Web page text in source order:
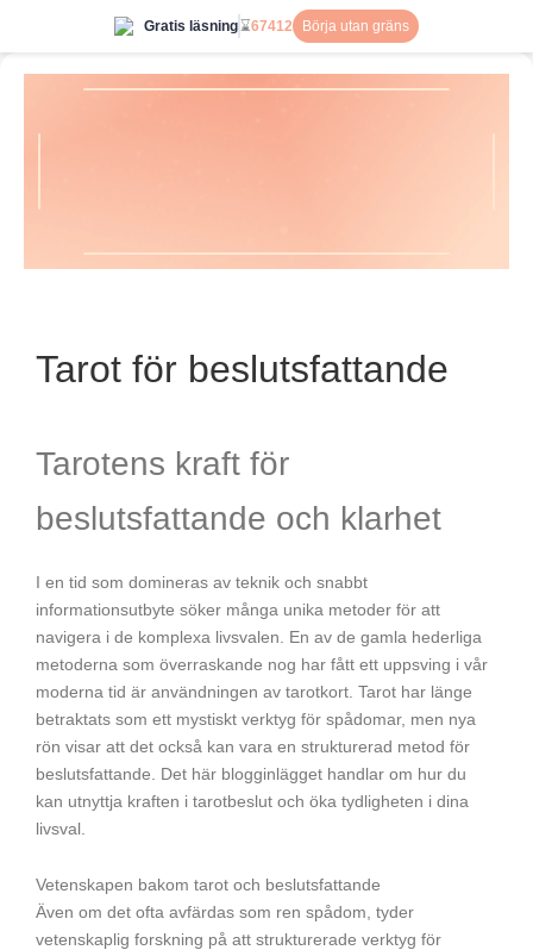
Gratis läsning⌛67412 Börja utan gräns
Tarot för beslutsfattande
Tarotens kraft för
beslutsfattande och klarhet
I en tid som domineras av teknik och snabbt
informationsutbyte söker många unika metoder för att
navigera i de komplexa livsvalen. En av de gamla hederliga
metoderna som överraskande nog har fått ett uppsving i vår
moderna tid är användningen av tarotkort. Tarot har länge
betraktats som ett mystiskt verktyg för spådomar, men nya
rön visar att det också kan vara en strukturerad metod för
beslutsfattande. Det här blogginlägget handlar om hur du
kan utnyttja kraften i tarotbeslut och öka tydligheten i dina
livsval.
Vetenskapen bakom tarot och beslutsfattande
Även om det ofta avfärdas som ren spådom, tyder
vetenskaplig forskning på att strukturerade verktyg för